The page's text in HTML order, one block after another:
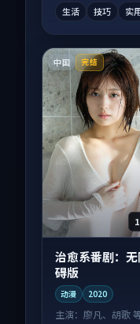
生活 技巧 实
中国 完结
治愈系番剧：
碍版
动漫 2020
主演： 廖凡、胡歌